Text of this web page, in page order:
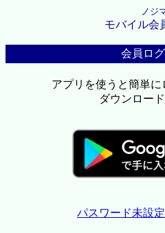
ノジ
モバイル会
会員ロ
アプリを使うと簡単
ダウンロー
パスワード未設